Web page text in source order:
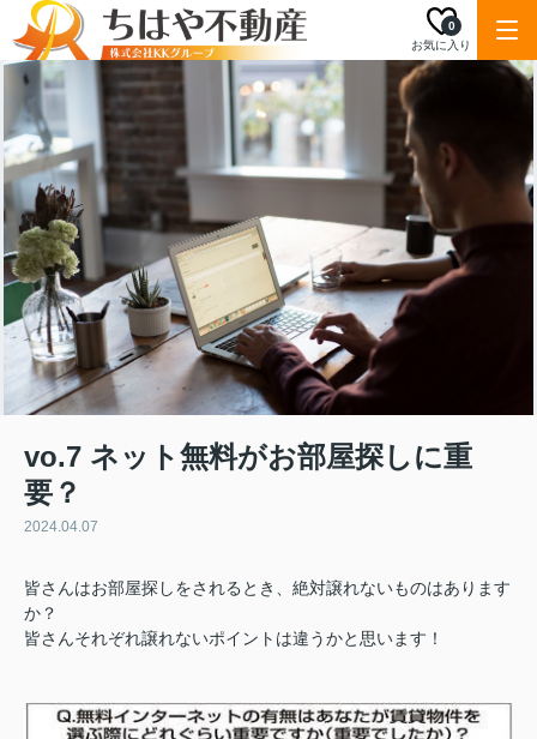
お気に入り
0
vo.7 ネット無料がお部屋探しに重
要？
2024.04.07
皆さんはお部屋探しをされるとき、絶対譲れないものはあります
か？
皆さんそれぞれ譲れないポイントは違うかと思います！